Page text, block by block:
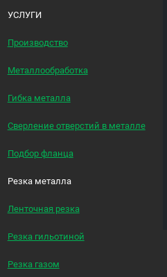
УСЛУГИ
Производство
Металлообработка
Гибка металла
Сверление отверстий в металле
Подбор фланца
Резка металла
Ленточная резка
Резка гильотиной
Резка газом